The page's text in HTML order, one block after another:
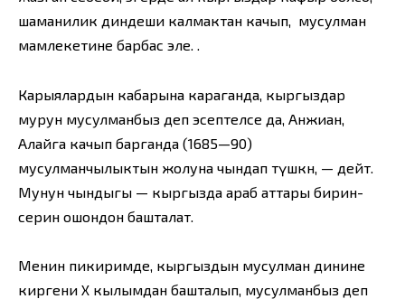
шаманилик диндеши калмактан качып, мусулман
мамлекетине барбас эле. .
Карыялардын кабарына караганда, кыргыздар
мурун мусулманбыз деп эсептелсе да, Анжиан,
Алайга качып барганда (1685—90)
мусулманчылыктын жолуна чындап түшкөн, — дейт.
Мунун чындыгы — кыргызда араб аттары бирин-
серин ошондон башталат.
Менин пикиримде, кыргыздын мусулман динине
киргени X кылымдан башталып, мусулманбыз деп